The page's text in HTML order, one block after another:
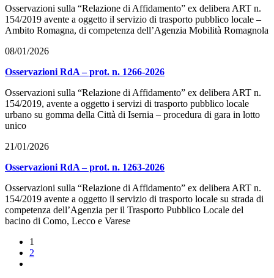
Osservazioni sulla “Relazione di Affidamento” ex delibera ART n.
154/2019 avente a oggetto il servizio di trasporto pubblico locale –
Ambito Romagna, di competenza dell’Agenzia Mobilità Romagnola
08/01/2026
Osservazioni RdA – prot. n. 1266-2026
Osservazioni sulla “Relazione di Affidamento” ex delibera ART n.
154/2019, avente a oggetto i servizi di trasporto pubblico locale
urbano su gomma della Città di Isernia – procedura di gara in lotto
unico
21/01/2026
Osservazioni RdA – prot. n. 1263-2026
Osservazioni sulla “Relazione di Affidamento” ex delibera ART n.
154/2019 avente a oggetto il servizio di trasporto locale su strada di
competenza dell’Agenzia per il Trasporto Pubblico Locale del
bacino di Como, Lecco e Varese
1
2